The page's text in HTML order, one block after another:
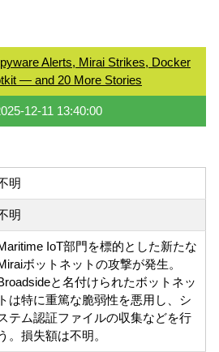
Alerts, Mirai Strikes, Docker
— and 20 More Stories
12-11 13:40:00
明
明
IoT部門を標的とした新たな
ボットネットの攻撃が発生。
と名付けられたボットネッ
トは特に重篤な脆弱性を悪用し、シ
テム認証ファイルの収集などを行
。損失額は不明。